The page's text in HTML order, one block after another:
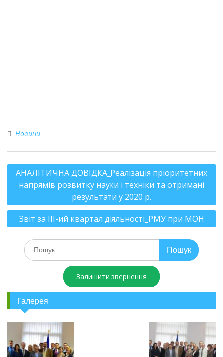
Новини
АНАЛІТИЧНА ДОВІДКА_Реалізація пріоритетних
напрямів розвитку науки і техніки та отримані
результати у 2020 р.
Звіт за ІІІ-ий квартал діяльності_РМУ при МОН
Залишити звернення
Галерея